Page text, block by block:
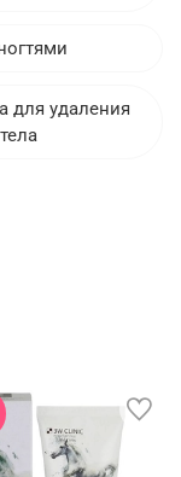
для удаления